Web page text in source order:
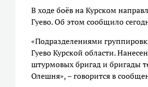
В ходе боёв на Курском
Гуево. Об этом сообщило
«Подразделениями
Гуево Курской области.
штурмовых бригад и бригады
Олешня», – говорится в